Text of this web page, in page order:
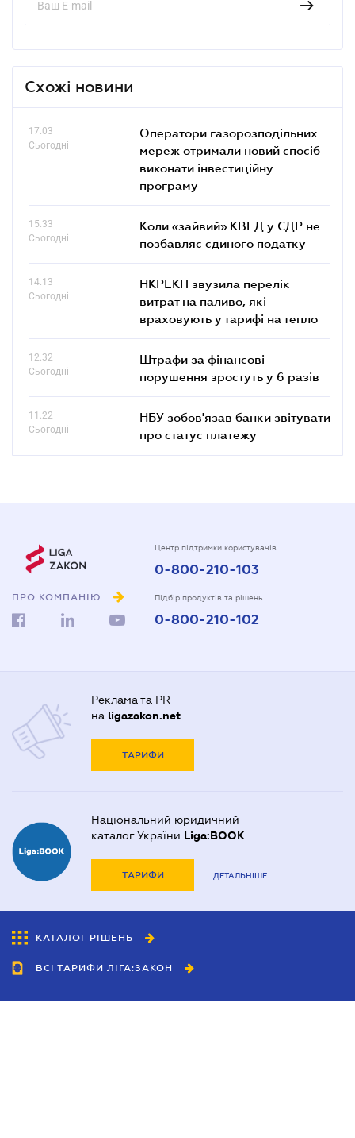
Схожі новини
17.03
Сьогодні
Оператори газорозподільних
мереж отримали новий спосіб
виконати інвестиційну
програму
15.33
Сьогодні
Коли «зайвий» КВЕД у ЄДР не
позбавляє єдиного податку
14.13
Сьогодні
НКРЕКП звузила перелік
витрат на паливо, які
враховують у тарифі на тепло
12.32
Сьогодні
Штрафи за фінансові
порушення зростуть у 6 разів
11.22
Сьогодні
НБУ зобов'язав банки звітувати
про статус платежу
ПРО КОМПАНІЮ
Центр підтримки користувачів
0-800-210-103
Підбір продуктів та рішень
0-800-210-102
Реклама та PR
на ligazakon.net
ТАРИФИ
Національний юридичний
каталог України Liga:BOOK
ТАРИФИ ДЕТАЛЬНІШЕ
КАТАЛОГ РІШЕНЬ
ВСІ ТАРИФИ ЛІГА:ЗАКОН